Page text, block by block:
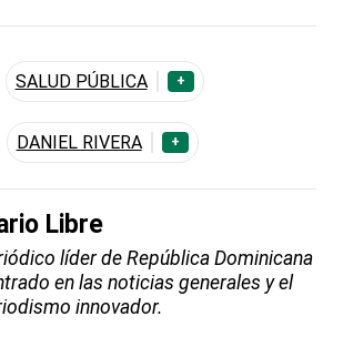
SALUD PÚBLICA +
DANIEL RIVERA +
Libre
líder de República Dominicana
en las noticias generales y el
innovador.